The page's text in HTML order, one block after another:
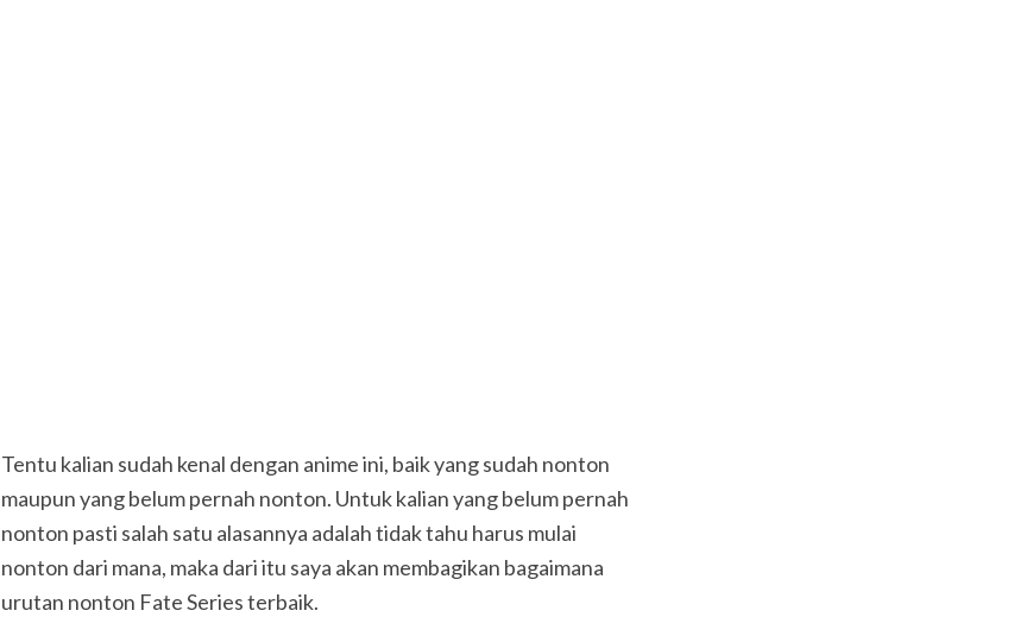
Tentu kalian sudah kenal dengan anime ini, baik yang sudah nonton
maupun yang belum pernah nonton. Untuk kalian yang belum pernah
nonton pasti salah satu alasannya adalah tidak tahu harus mulai
nonton dari mana, maka dari itu saya akan membagikan bagaimana
urutan nonton Fate Series terbaik.